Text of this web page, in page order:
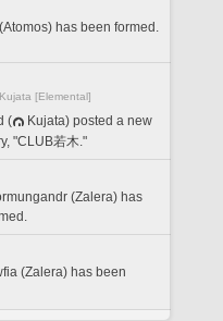
has been formed.
Kujata [Elemental]
(
Kujata) posted a new
"CLUB若木."
(Zalera) has
(Zalera) has been